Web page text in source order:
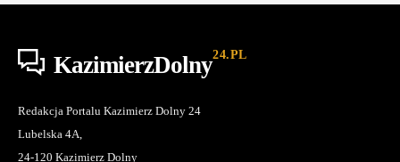
KazimierzDolny24.PL
Redakcja Portalu Kazimierz Dolny 24
Lubelska 4A,
24-120 Kazimierz Dolny